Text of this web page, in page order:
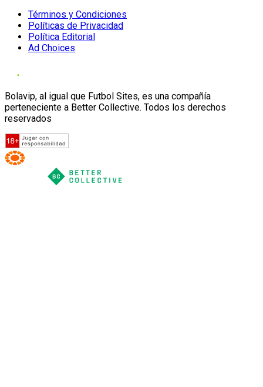
Términos y Condiciones
Políticas de Privacidad
Política Editorial
Ad Choices
Bolavip, al igual que Futbol Sites, es una compañía
perteneciente a Better Collective. Todos los derechos
reservados